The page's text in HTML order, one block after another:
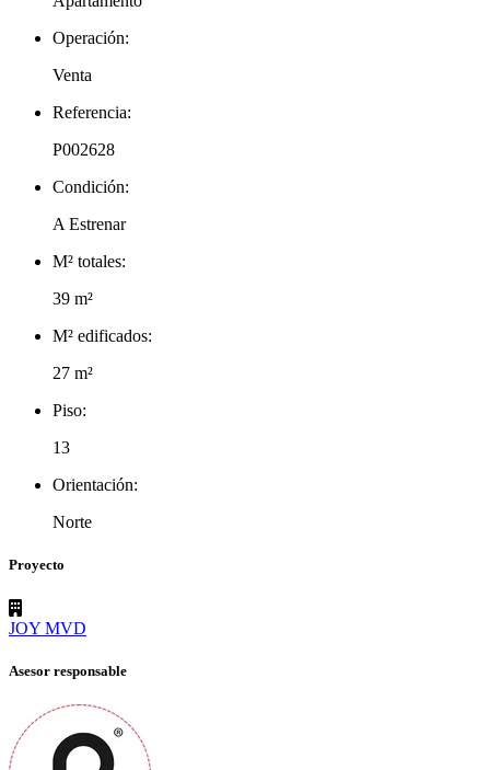
Operación:
Venta
Referencia:
P002628
Condición:
A Estrenar
M² totales:
39 m²
M² edificados:
27 m²
Piso:
13
Orientación:
Norte
Proyecto
JOY MVD
Asesor responsable